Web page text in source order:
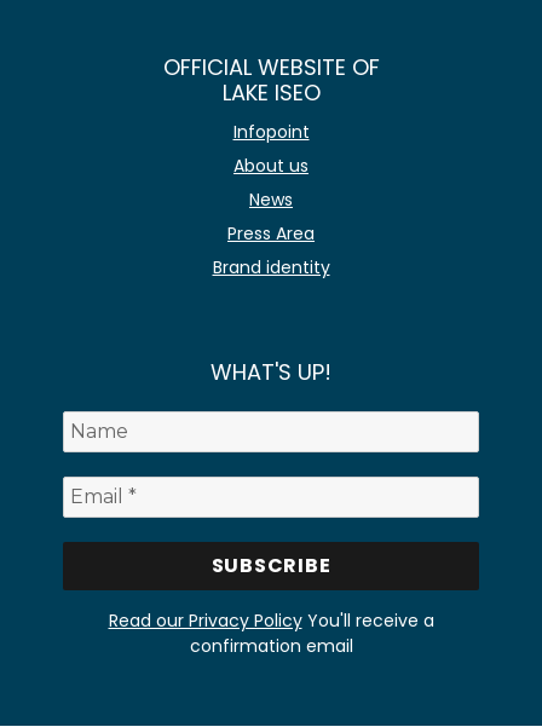
OFFICIAL WEBSITE OF
LAKE ISEO
Infopoint
About us
News
Press Area
Brand identity
WHAT'S UP!
Read our Privacy PolicyYou'll receive a
confirmation email